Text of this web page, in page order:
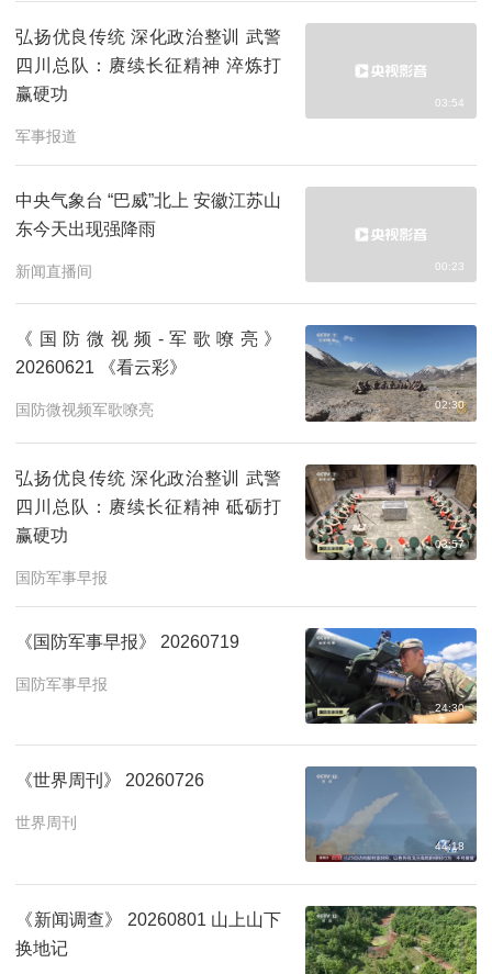
弘扬优良传统 深化政治整训 武警
四川总队：赓续长征精神 淬炼打
赢硬功
军事报道
03:54
中央气象台 “巴威”北上 安徽江苏山
东今天出现强降雨
新闻直播间 00:23
《国防微视频-军歌嘹亮》
20260621 《看云彩》
国防微视频军歌嘹亮 02:30
弘扬优良传统 深化政治整训 武警
四川总队：赓续长征精神 砥砺打
赢硬功
国防军事早报
03:57
《国防军事早报》 20260719
国防军事早报
24:30
《世界周刊》 20260726
世界周刊
44:18
《新闻调查》 20260801 山上山下
换地记